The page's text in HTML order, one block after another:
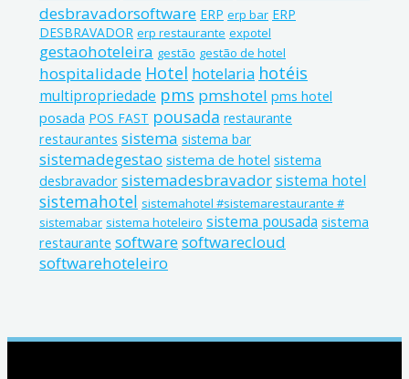
desbravadorsoftware ERP erp bar ERP
DESBRAVADOR erp restaurante expotel
gestaohoteleira gestão gestão de hotel
hospitalidade Hotel hotelaria hotéis
multipropriedade pms pmshotel pms hotel
posada POS FAST pousada restaurante
restaurantes sistema sistema bar
sistemadegestao sistema de hotel sistema
desbravador sistemadesbravadorsistema hotel
sistemahotel sistemahotel #sistemarestaurante #
sistemabar sistema hoteleiro sistema pousada sistema
restaurante softwaresoftwarecloud
softwarehoteleiro